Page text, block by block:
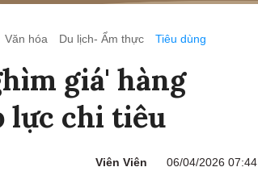
Văn hóa Du lịch- Ẩm thực Tiêu dùng
giá' hàng
lực chi tiêu
Viên Viên 06/04/2026 07:44